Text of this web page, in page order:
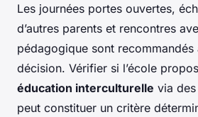
Les journées portes ouvertes,
d’autres parents et rencontres
pédagogique sont recommandés
décision. Vérifier si l’école
éducation interculturelle via
peut constituer un critère